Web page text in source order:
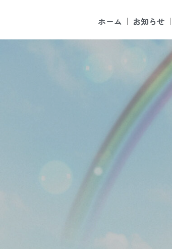
ホーム お知らせ